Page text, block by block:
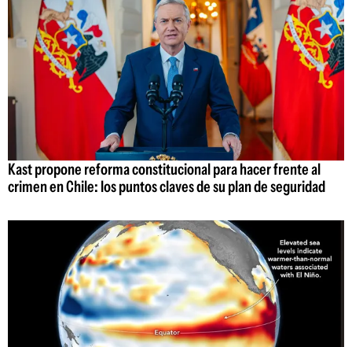
Kast propone reforma constitucional para hacer frente al
crimen en Chile: los puntos claves de su plan de seguridad